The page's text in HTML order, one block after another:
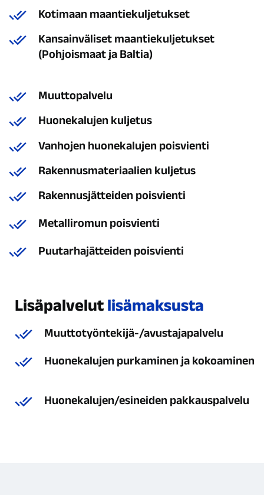
Kotimaan maantiekuljetukset
Kansainväliset maantiekuljetukset
(Pohjoismaat ja Baltia)
Muuttopalvelu
Huonekalujen kuljetus
Vanhojen huonekalujen poisvienti
Rakennusmateriaalien kuljetus
Rakennusjätteiden poisvienti
Metalliromun poisvienti
Puutarhajätteiden poisvienti
Lisäpalvelut lisämaksusta
Muuttotyöntekijä-/avustajapalvelu
Huonekalujen purkaminen ja kokoaminen
Huonekalujen/esineiden pakkauspalvelu